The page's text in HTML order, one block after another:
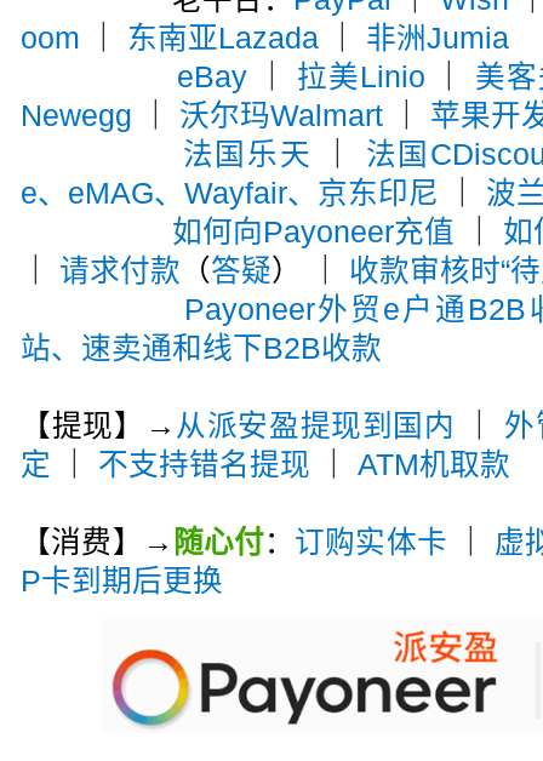
oom
东南亚Lazada
非洲Jumia
eBay｜ 拉美Linio
美
Newegg
沃尔玛Walmart
苹果开
法国乐天
法国
e、eMAG、Wayfair、京东印尼
波
如何向Payoneer充值
如
请求付款 （答疑） ｜ 收款审核时“
Payoneer外贸e户通B2B
站、速卖通和线下B2B收款
【提现】→ 从派安盈提现到国内
外
定
不支持错名提现 ｜ATM机取款
【消费】→ 随心付： 订购实体卡
虚
P卡到期后更换